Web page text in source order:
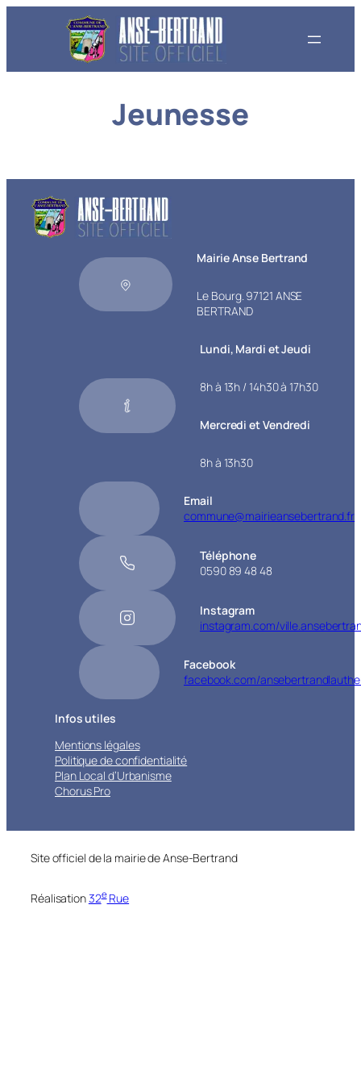
Jeunesse
Mairie Anse Bertrand
Le Bourg. 97121 ANSE
BERTRAND
Lundi, Mardi et Jeudi
8h à 13h / 14h30 à 17h30
Mercredi et Vendredi
8h à 13h30
Email
commune@mairieansebertrand.fr
Téléphone
0590 89 48 48
Instagram
instagram.com/
Facebook
facebook.com/
Infos utiles
Mentions légales
Politique de confidentialité
Plan Local d’Urbanisme
Chorus Pro
Site officiel de la mairie de Anse-Bertrand
Réalisation32eRue